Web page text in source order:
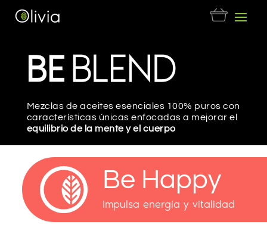
Mezclas de aceites esenciales 100% puros con
características únicas enfocadas a mejorar el
equilibrio de la mente y el cuerpo
Be Happy
Impulsa energía y vitalidad